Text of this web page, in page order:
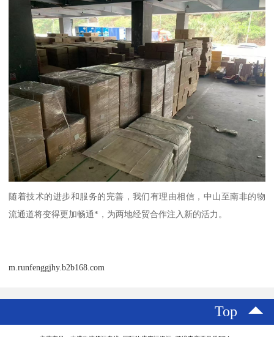
随着技术的进步和服务的完善，我们有理由相信，中山至南非的物
流通道将变得更加畅通*，为两地经贸合作注入新的活力。
m.runfenggjhy.b2b168.com
Top